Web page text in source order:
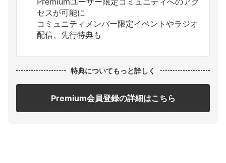
セスが可能に
コミュニティメンバー限定イベントやラジオ
配信、先行特典も
特典についてもっと詳しく
Premium会員登録の詳細はこちら